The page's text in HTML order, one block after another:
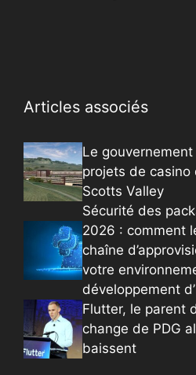
Articles associés
Le
projets de casino
Scotts Valley
Sécurité des
2026 : comment
chaîne
votre
développement
Flutter, le parent
change de PDG
baissent